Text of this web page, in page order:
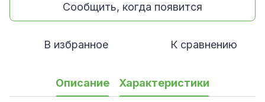
Сообщить, когда появится
В избранное К сравнению
Описание Характеристики